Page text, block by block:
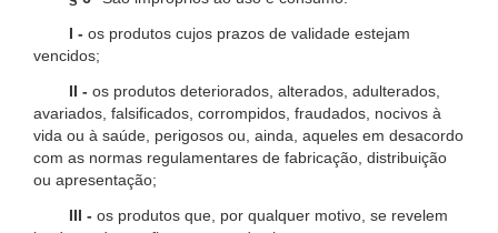
I - os produtos cujos prazos de validade estejam
vencidos;
II - os produtos deteriorados, alterados, adulterados,
avariados, falsificados, corrompidos, fraudados, nocivos à
vida ou à saúde, perigosos ou, ainda, aqueles em desacordo
com as normas regulamentares de fabricação, distribuição
ou apresentação;
III - os produtos que, por qualquer motivo, se revelem